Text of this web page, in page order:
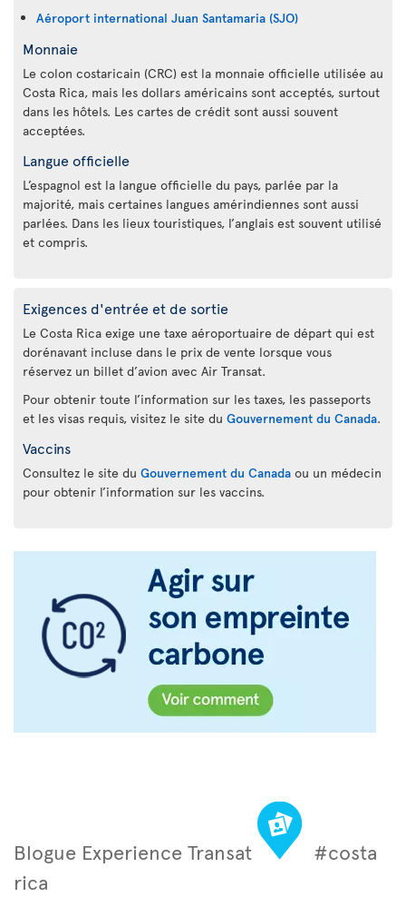
Aéroport international Juan Santamaria (SJO)
Monnaie
Le colon costaricain (CRC) est la monnaie officielle utilisée au
Costa Rica, mais les dollars américains sont acceptés, surtout
dans les hôtels. Les cartes de crédit sont aussi souvent
acceptées.
Langue officielle
L’espagnol est la langue officielle du pays, parlée par la
majorité, mais certaines langues amérindiennes sont aussi
parlées. Dans les lieux touristiques, l’anglais est souvent utilisé
et compris.
Exigences d'entrée et de sortie
Le Costa Rica exige une taxe aéroportuaire de départ qui est
dorénavant incluse dans le prix de vente lorsque vous
réservez un billet d’avion avec Air Transat.
Pour obtenir toute l’information sur les taxes, les passeports
et les visas requis, visitez le site du Gouvernement du Canada.
Vaccins
Consultez le site du Gouvernement du Canada ou un médecin
pour obtenir l’information sur les vaccins.
Blogue Experience Transat
#costa
rica